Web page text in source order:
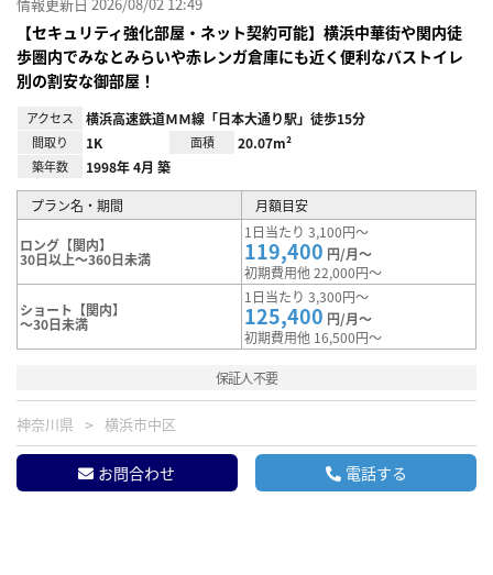
情報更新日 2026/08/02 12:49
【セキュリティ強化部屋・ネット契約可能】横浜中華街や関内徒
歩圏内でみなとみらいや赤レンガ倉庫にも近く便利なバストイレ
別の割安な御部屋！
アクセス 横浜高速鉄道ＭＭ線「日本大通り駅」徒歩15分
間取り 1K 面積 20.07m²
築年数 1998年 4月 築
プラン名・期間 月額目安
ロング【関内】
30日以上～360日未満
1日当たり 3,100円～
119,400 円/月～
初期費用他 22,000円～
ショート【関内】
～30日未満
1日当たり 3,300円～
125,400 円/月～
初期費用他 16,500円～
保証人不要
神奈川県 横浜市中区
お問合わせ 電話する